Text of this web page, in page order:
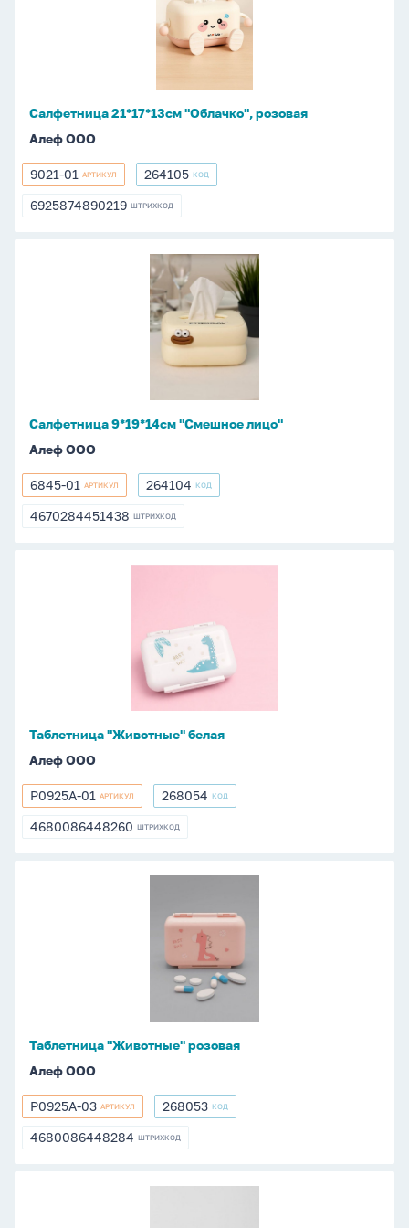
Салфетница 21*17*13см "Облачко", розовая
Алеф ООО
9021-
01
9021-01 АРТИКУЛ 264105
264105 КОД
6925874890219
6925874890219 ШТРИХКОД
Салфетница 9*19*14см "Смешное лицо"
Алеф ООО
6845-
01
6845-01 АРТИКУЛ 264104
264104 КОД
4670284451438
4670284451438 ШТРИХКОД
Таблетница "Животные" белая
Алеф ООО
P0925A-
01
P0925A-01 АРТИКУЛ 268054
268054 КОД
4680086448260
4680086448260 ШТРИХКОД
Таблетница "Животные" розовая
Алеф ООО
P0925A-
03
P0925A-03 АРТИКУЛ 268053
268053 КОД
4680086448284
4680086448284 ШТРИХКОД